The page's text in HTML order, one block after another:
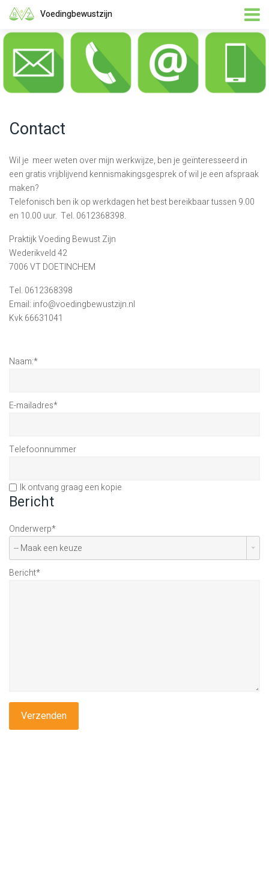
Voedingbewustzijn
Contact
Wil je meer weten over mijn werkwijze, ben je geïnteresseerd in
een gratis vrijblijvend kennismakingsgesprek of wil je een afspraak
maken?
Telefonisch ben ik op werkdagen het best bereikbaar tussen 9.00
en 10.00 uur. Tel. 0612368398.
Praktijk Voeding Bewust Zijn
Wederikveld 42
7006 VT DOETINCHEM
Tel. 0612368398
Email: info@voedingbewustzijn.nl
Kvk 66631041
Naam:*
E-mailadres*
Telefoonnummer
Ik ontvang graag een kopie
Bericht
Onderwerp*
-- Maak een keuze
Bericht*